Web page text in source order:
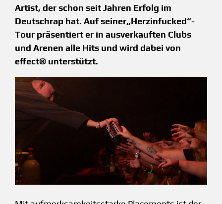
Artist, der schon seit Jahren Erfolg im
Deutschrap hat. Auf seiner„Herzinfucked“-
Tour präsentiert er in ausverkauften Clubs
und Arenen alle Hits und wird dabei von
effect® unterstützt.